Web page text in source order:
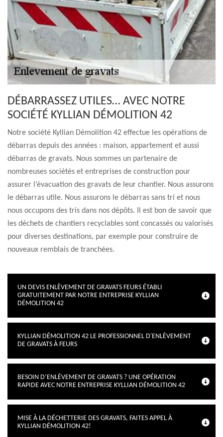
DÉBARRASSEZ UTILES… AVEC NOTRE
SOCIÉTÉ KYLLIAN DÉMOLITION 42
Notre société Kyllian Démolition 42 effectue les opérations de
débarras depuis des années : maison, appartement et aussi
débarras de gravats. Nous sommes un partenaire de
nombreuses sociétés et entreprises de construction pour
assurer l’évacuation des gravats de leur chantier. Nous assurons
le débarras utile. Nous assurons le débarras sans tri et nous
nous occupons des tris dans nos dépôts. Il est bon de savoir que
les déchets de chantiers recyclables sont concassés ou valorisés
pour diverses destinations, par exemple pour construire de
nouveaux remblais de tranchées.
UN DEVIS ENLÈVEMENT DE GRAVATS FEURS ÉTABLI
GRATUITEMENT PAR NOTRE ENTREPRISE KYLLIAN
DÉMOLITION 42
KYLLIAN DÉMOLITION 42 LE PROFESSIONNEL D'ENLÈVEMENT
DE GRAVATS À FEURS
BESOIN D’ENLÈVEMENT DE GRAVATS ? UNE OPÉRATION
RAPIDE AVEC NOTRE ENTREPRISE KYLLIAN DÉMOLITION 42
MISE À LA DÉCHETTERIE DES GRAVATS, FAITES APPEL À
KYLLIAN DÉMOLITION 42!